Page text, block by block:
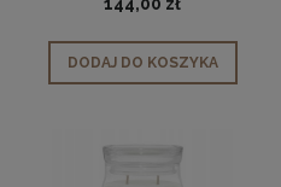
DODAJ DO KOSZYKA